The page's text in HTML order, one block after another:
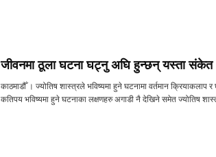
जीवनमा ठूला घटना घट्नु अघि हुन्छन् यस्ता संकेत
काठमाडौँ । ज्योतिष शास्त्रले भविष्यमा हुने घटनामा वर्तमान क्रियाकलाप
कतिपय भविष्यमा हुने घटनाका लक्षणहरु अगाडी नै देखिने समेत ज्योतिष